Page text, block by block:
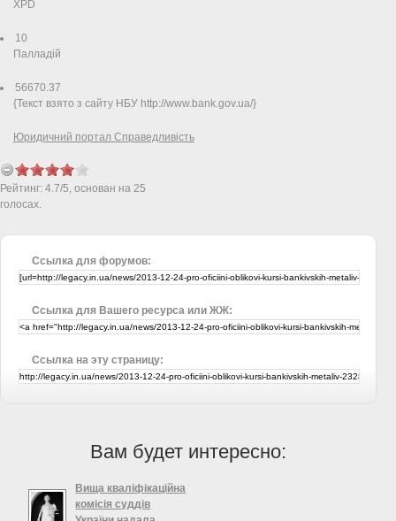
XPD
10
Палладiй
56670.37
{Текст взято з сайту НБУ http://www.bank.gov.ua/}
Юридичний портал Справедливість
Рейтинг: 4.7/5, основан на 25
голосах.
Ссылка для форумов:
Ссылка для Вашего ресурса или ЖЖ:
Ссылка на эту страницу:
Вам будет интересно:
Вища кваліфікаційна
комісія суддів